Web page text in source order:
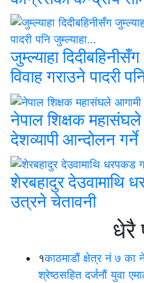
जुम्ल्याहा
विवाह गराउने पादरी
नेपाल शिक्षक
देशव्यापी आन्दोलन गर्ने
शेरबहादुर देउवामाथि
उत्रने चेतावनी
धेरै
१काठमाडौं क्षेत्र नं ७ का
श्रेष्ठसहित दर्जनौं युवा